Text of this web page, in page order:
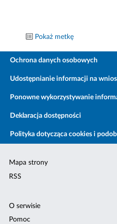
Pokaż metkę
Ochrona danych osobowych
Udostępnianie informacji na
Ponowne wykorzystywanie
Deklaracja dostępności
Polityka dotycząca cookies i
Mapa strony
RSS
O serwisie
Pomoc